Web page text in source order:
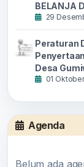
BELANJA
29
Peraturan
Desa
01
Agenda
Belum ada